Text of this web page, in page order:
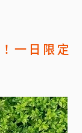
一日限定